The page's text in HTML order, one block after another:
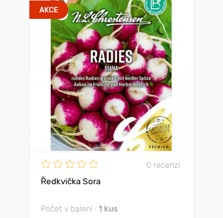
AKCE
0 recenzí
Ředkvička Sora
Počet v balení : 1 kus